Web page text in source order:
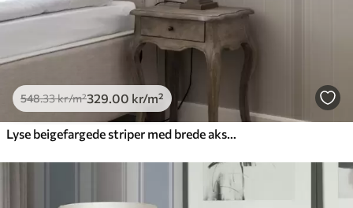
548.33kr/m²329.00 kr/m²
Lyse beigefargede striper med brede aksenter